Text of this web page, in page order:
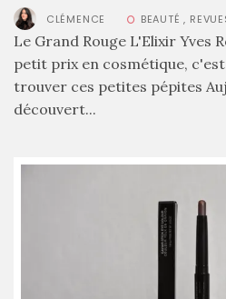
2026
:
ma
sélection
chic
et
pratique
au
CLÉMENCE BEAUTÉ ,
Le Grand Rouge L'Elixir Yves
petit prix en cosmétique,
trouver ces petites pépites
découvert...